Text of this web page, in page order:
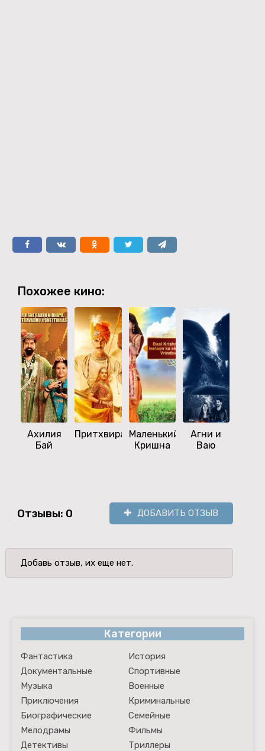
Похожее кино:
Ахилия
Бай
ПритхвираджМаленький
Кришна
Агни и
Ваю
Отзывы: 0 ДОБАВИТЬ ОТЗЫВ
Добавь отзыв, их еще нет.
Категории
Фантастика
История
Документальные
Спортивные
Музыка
Военные
Приключения
Криминальные
Биографические
Семейные
Мелодрамы
Фильмы
Детективы
Триллеры